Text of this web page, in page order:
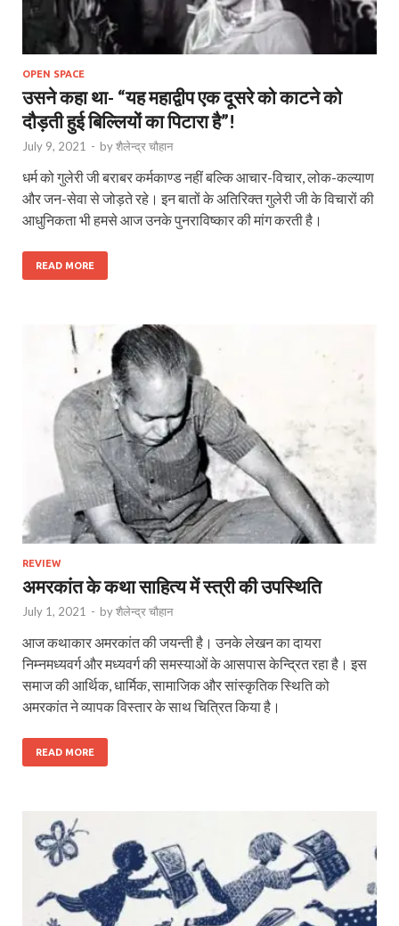
OPEN SPACE
उसने कहा था- “यह महाद्वीप एक दूसरे को काटने को
दौड़ती हुई बिल्लियों का पिटारा है”!
July 9, 2021 - byशैलेन्द्र चौहान
धर्म को गुलेरी जी बराबर कर्मकाण्ड नहीं बल्कि आचार-विचार, लोक-कल्याण
और जन-सेवा से जोड़ते रहे। इन बातों के अतिरिक्त गुलेरी जी के विचारों की
आधुनिकता भी हमसे आज उनके पुनराविष्कार की मांग करती है।
READ MORE
REVIEW
अमरकांत के कथा साहित्य में स्त्री की उपस्थिति
July 1, 2021 - byशैलेन्द्र चौहान
आज कथाकार अमरकांत की जयन्‍ती है। उनके लेखन का दायरा
निम्नमध्यवर्ग और मध्यवर्ग की समस्याओं के आसपास केन्द्रित रहा है। इस
समाज की आर्थिक, धार्मिक, सामाजिक और सांस्कृतिक स्थिति को
अमरकांत ने व्यापक विस्तार के साथ चित्रित किया है।
READ MORE